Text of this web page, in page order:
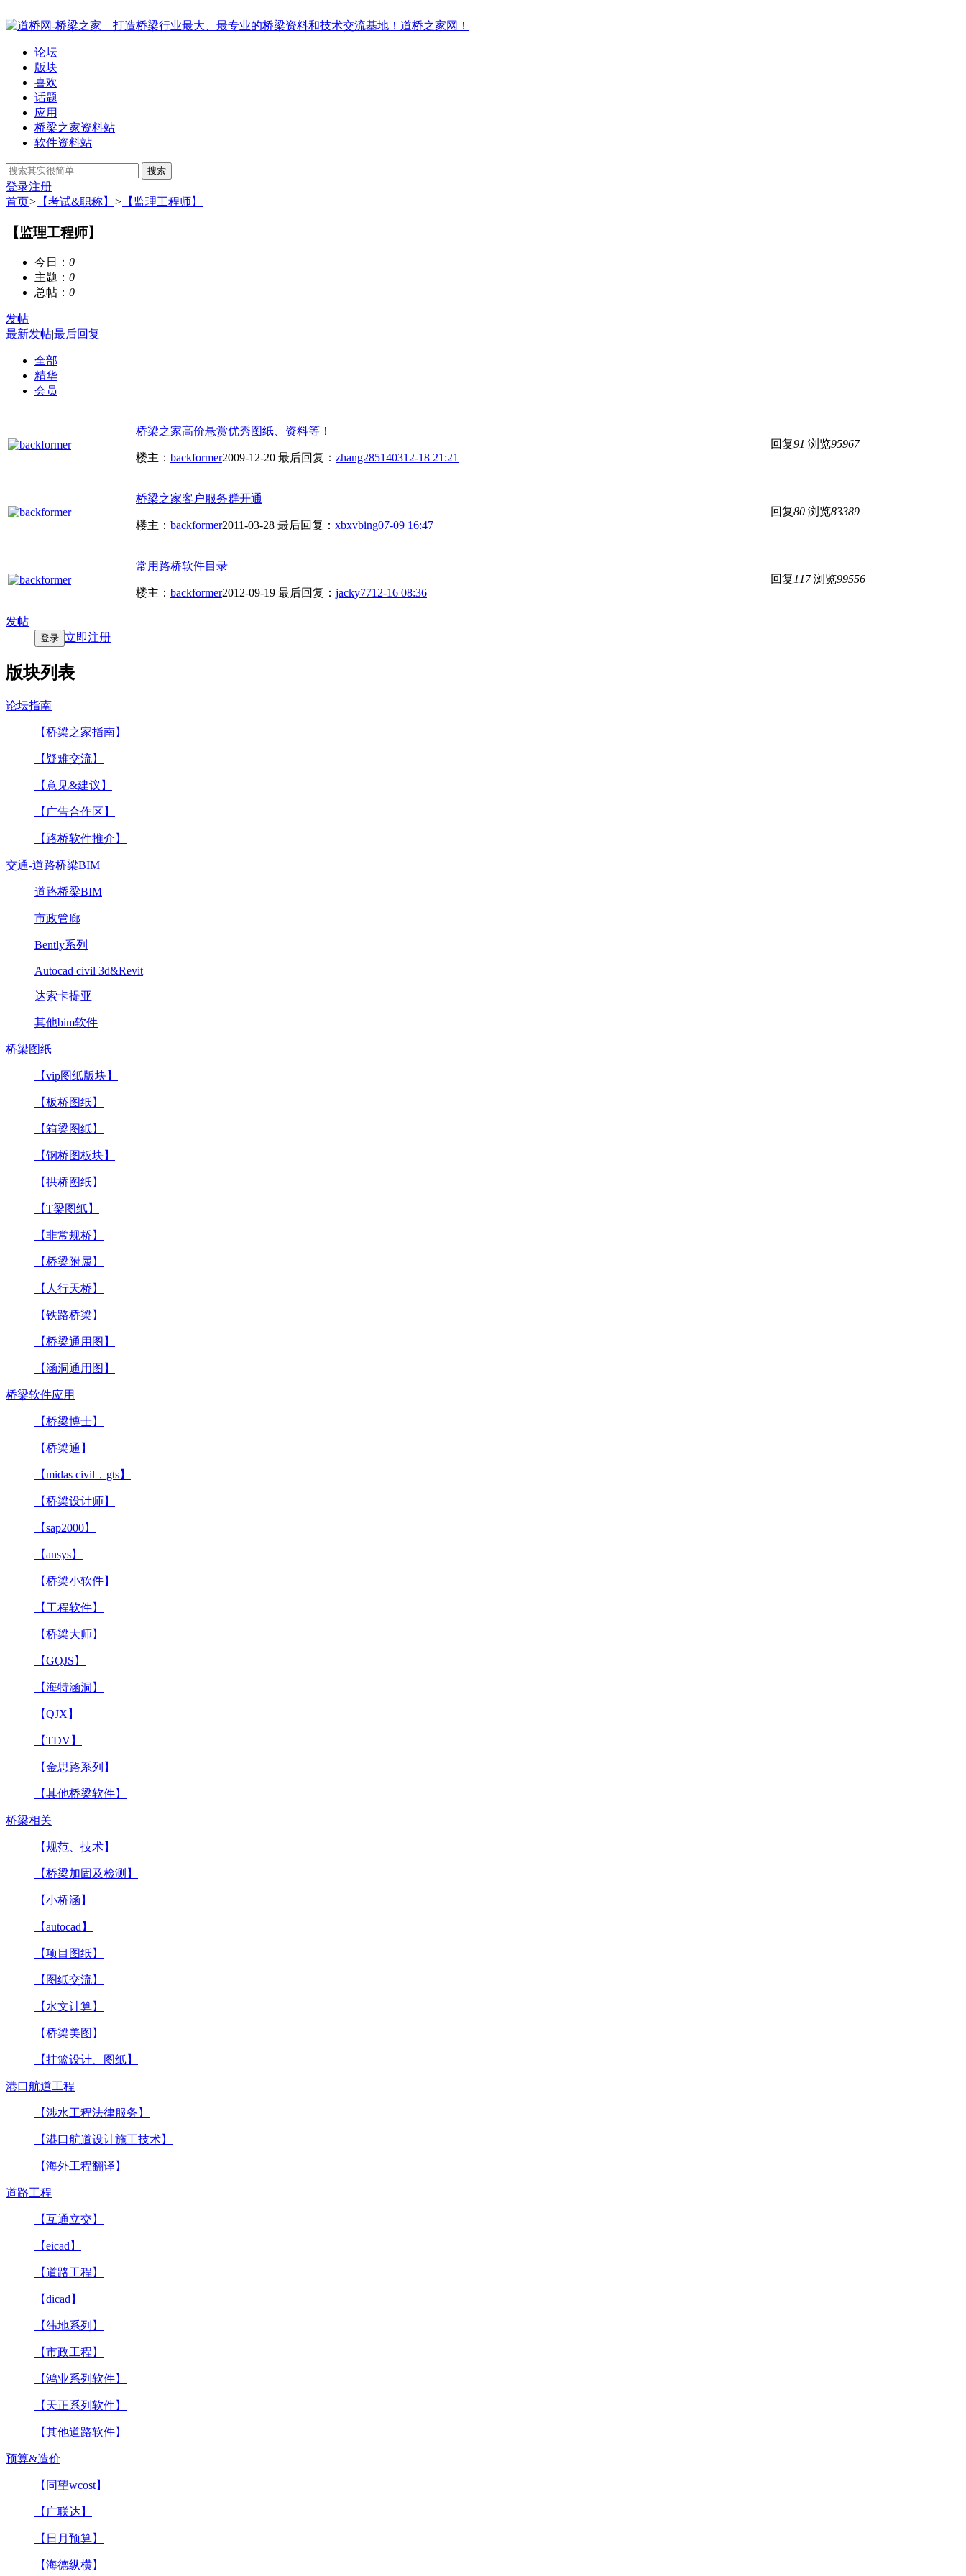
论坛
版块
喜欢
话题
应用
桥梁之家资料站
软件资料站
搜索
登录注册
首页> 【考试&职称】 > 【监理工程师】
【监理工程师】
今日： 0
主题： 0
总帖： 0
发帖
最新发帖|最后回复
全部
精华
会员
桥梁之家高价悬赏优秀图纸、资料等！
楼主： backformer2009-12-20 最后回复： zhang285140312-18 21:21
回复91 浏览95967
桥梁之家客户服务群开通
楼主： backformer2011-03-28 最后回复： xbxvbing07-09 16:47
回复80 浏览83389
常用路桥软件目录
楼主： backformer2012-09-19 最后回复： jacky7712-16 08:36
回复117 浏览99556
发帖
登录 立即注册
版块列表
论坛指南
【桥梁之家指南】
【疑难交流】
【意见&建议】
【广告合作区】
【路桥软件推介】
交通-道路桥梁BIM
道路桥梁BIM
市政管廊
Bently系列
Autocad civil 3d&Revit
达索卡提亚
其他bim软件
桥梁图纸
【vip图纸版块】
【板桥图纸】
【箱梁图纸】
【钢桥图板块】
【拱桥图纸】
【T梁图纸】
【非常规桥】
【桥梁附属】
【人行天桥】
【铁路桥梁】
【桥梁通用图】
【涵洞通用图】
桥梁软件应用
【桥梁博士】
【桥梁通】
【midas civil，gts】
【桥梁设计师】
【sap2000】
【ansys】
【桥梁小软件】
【工程软件】
【桥梁大师】
【GQJS】
【海特涵洞】
【QJX】
【TDV】
【金思路系列】
【其他桥梁软件】
桥梁相关
【规范、技术】
【桥梁加固及检测】
【小桥涵】
【autocad】
【项目图纸】
【图纸交流】
【水文计算】
【桥梁美图】
【挂篮设计、图纸】
港口航道工程
【涉水工程法律服务】
【港口航道设计施工技术】
【海外工程翻译】
道路工程
【互通立交】
【eicad】
【道路工程】
【dicad】
【纬地系列】
【市政工程】
【鸿业系列软件】
【天正系列软件】
【其他道路软件】
预算&造价
【同望wcost】
【广联达】
【日月预算】
【海德纵横】